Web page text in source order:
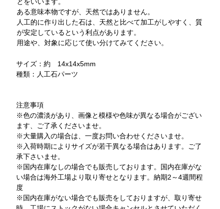
ある意味本物ですが、天然ではありません。
人工的に作り出した石は、天然と比べて加工がしやすく、質
が安定しているという利点があります。
用途や、対象に応じて使い分けてみてください。
サイズ：約 14x14x5mm
種類：人工石パーツ
注意事項
※色の濃淡があり、画像と模様や色味が異なる場合がござい
ます、ご了承くださいませ。
※大量購入の場合は、一度お問い合わせくださいませ。
※入荷時期によりサイズが若干異なる場合はあります。ご了
承下さいませ。
※国内在庫なしの場合でも販売しております。国内在庫がな
い場合は海外工場より取り寄せとなります。納期2～4週間程
度
※国内在庫がない場合でも販売をしておりますが、取り寄せ